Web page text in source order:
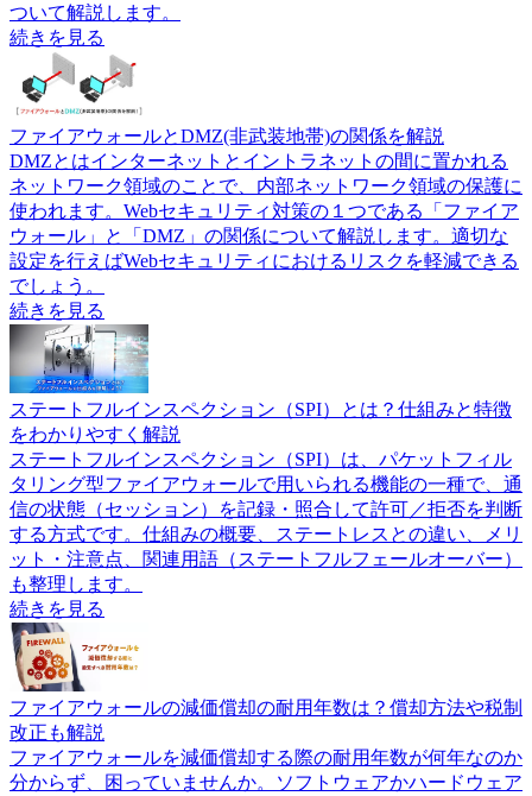
ついて解説します。
続きを見る
ファイアウォールとDMZ(非武装地帯)の関係を解説
DMZとはインターネットとイントラネットの間に置かれる
ネットワーク領域のことで、内部ネットワーク領域の保護に
使われます。Webセキュリティ対策の１つである「ファイア
ウォール」と「DMZ」の関係について解説します。適切な
設定を行えばWebセキュリティにおけるリスクを軽減できる
でしょう。
続きを見る
ステートフルインスペクション（SPI）とは？仕組みと特徴
をわかりやすく解説
ステートフルインスペクション（SPI）は、パケットフィル
タリング型ファイアウォールで用いられる機能の一種で、通
信の状態（セッション）を記録・照合して許可／拒否を判断
する方式です。仕組みの概要、ステートレスとの違い、メリ
ット・注意点、関連用語（ステートフルフェールオーバー）
も整理します。
続きを見る
ファイアウォールの減価償却の耐用年数は？償却方法や税制
改正も解説
ファイアウォールを減価償却する際の耐用年数が何年なのか
分からず、困っていませんか。ソフトウェアかハードウェア